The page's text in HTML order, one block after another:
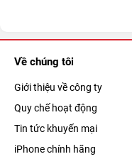
Về chúng tôi
Giới thiệu về công ty
Quy chế hoạt động
Tin tức khuyến mại
iPhone chính hãng